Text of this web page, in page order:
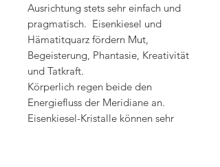
Ausrichtung stets sehr einfach und
pragmatisch. Eisenkiesel und
Hämatitquarz fördern Mut,
Begeisterung, Phantasie, Kreativität
und Tatkraft.
Körperlich regen beide den
Energiefluss der Meridiane an.
Eisenkiesel-Kristalle können sehr